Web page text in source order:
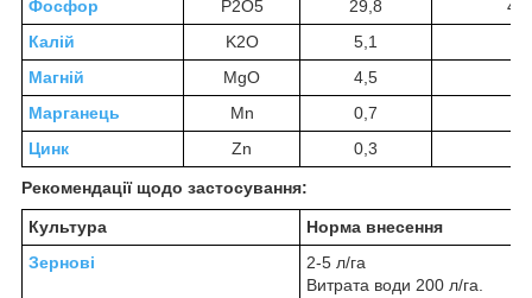
Фосфор
P2O5 29,8
Калій
K2O 5,1
Магній
MgO 4,5
Марганець
Mn 0,7
Цинк
Zn 0,3
Рекомендації щодо застосування:
Культура
Норма внесення
Зернові
2-5 л/га
Витрата води 200 л/га.